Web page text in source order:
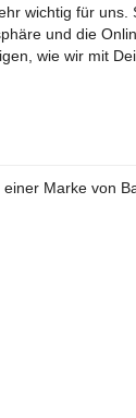
wichtig für uns.
und die
wie wir mit
Marke von